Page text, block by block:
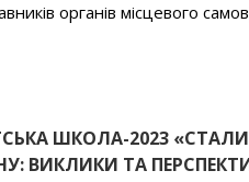
органів місцевого
ШКОЛА-2023
ВИКЛИКИ ТА